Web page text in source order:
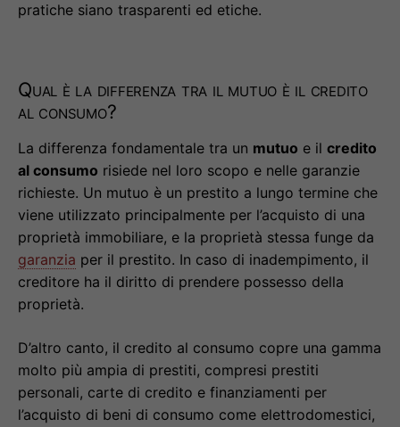
pratiche siano trasparenti ed etiche.
Qual è la differenza tra il mutuo è il credito
al consumo?
La differenza fondamentale tra un mutuo e il credito
al consumo risiede nel loro scopo e nelle garanzie
richieste. Un mutuo è un prestito a lungo termine che
viene utilizzato principalmente per l’acquisto di una
proprietà immobiliare, e la proprietà stessa funge da
garanzia per il prestito. In caso di inadempimento, il
creditore ha il diritto di prendere possesso della
proprietà.
D’altro canto, il credito al consumo copre una gamma
molto più ampia di prestiti, compresi prestiti
personali, carte di credito e finanziamenti per
l’acquisto di beni di consumo come elettrodomestici,